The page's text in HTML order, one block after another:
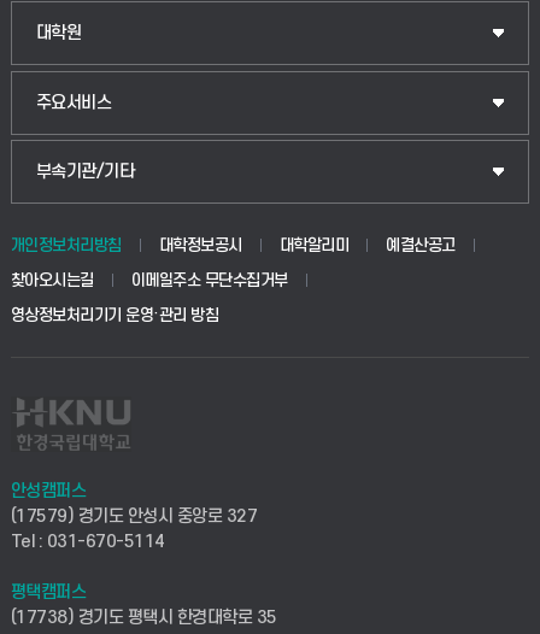
법경영학부
생명공학부
사회안전시스템공학부
컴퓨터응용수학부
ICT로봇기계공학부
대학원
일반대학원
산업대학원
공공정책대학원
교육대학원
주요서비스
입학안내
웹메일
학사시스템(전문학사 및 전공심화)
사이버캠퍼스(전문학사 및 전공심화)
시설바로처리서비스
연구실안전관리시스템
산학연구관리시스템
부속기관/기타
중앙도서관
학생생활관(안성)
산학협력단
취업지원센터
창업지원센터
현장실습지원센터
개인정보처리방침 대학정보공시 대학알리미
예결산공고
찾아오시는길
이메일주소 무단수집거부
영상정보처리기기 운영·관리 방침
안성캠퍼스
(17579) 경기도 안성시 중앙로 327
Tel : 031-670-5114
평택캠퍼스
(17738) 경기도 평택시 한경대학로 35